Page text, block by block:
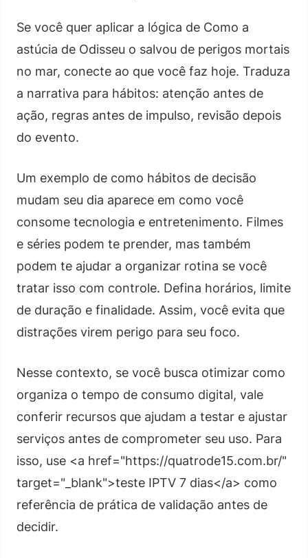
Se você quer aplicar a lógica de Como a
astúcia de Odisseu o salvou de perigos mortais
no mar, conecte ao que você faz hoje. Traduza
a narrativa para hábitos: atenção antes de
ação, regras antes de impulso, revisão depois
do evento.
Um exemplo de como hábitos de decisão
mudam seu dia aparece em como você
consome tecnologia e entretenimento. Filmes
e séries podem te prender, mas também
podem te ajudar a organizar rotina se você
tratar isso com controle. Defina horários, limite
de duração e finalidade. Assim, você evita que
distrações virem perigo para seu foco.
Nesse contexto, se você busca otimizar como
organiza o tempo de consumo digital, vale
conferir recursos que ajudam a testar e ajustar
serviços antes de comprometer seu uso. Para
isso, use <a href="https://quatrode15.com.br/"
target="_blank">teste IPTV 7 dias</a> como
referência de prática de validação antes de
decidir.